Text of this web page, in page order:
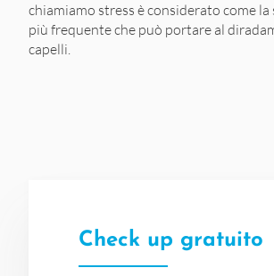
chiamiamo stress è considerato come la
più frequente che può portare al
capelli.
Check up gratuito